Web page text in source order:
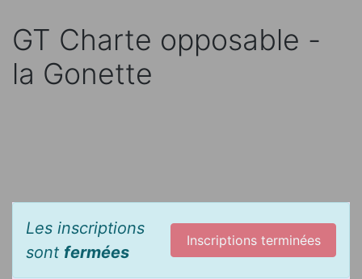
GT Charte opposable -
la Gonette
Les inscriptions
sont fermées
Inscriptions terminées